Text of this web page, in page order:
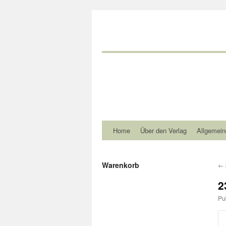
Home Über den Verlag
←
Warenkorb